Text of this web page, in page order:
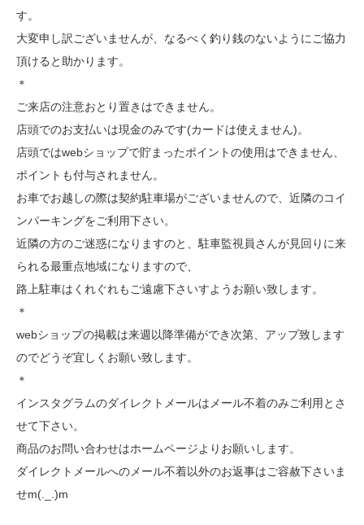
す。
大変申し訳ございませんが、なるべく釣り銭のないようにご協力
頂けると助かります。
＊
ご来店の注意おとり置きはできません。
店頭でのお支払いは現金のみです(カードは使えません)。
店頭ではwebショップで貯まったポイントの使用はできません、
ポイントも付与されません。
お車でお越しの際は契約駐車場がございませんので、近隣のコイ
ンパーキングをご利用下さい。
近隣の方のご迷惑になりますのと、駐車監視員さんが見回りに来
られる最重点地域になりますので、
路上駐車はくれぐれもご遠慮下さいすようお願い致します。
＊
webショップの掲載は来週以降準備ができ次第、アップ致します
のでどうぞ宜しくお願い致します。
＊
インスタグラムのダイレクトメールはメール不着のみご利用とさ
せて下さい。
商品のお問い合わせはホームページよりお願いします。
ダイレクトメールへのメール不着以外のお返事はご容赦下さいま
せm(._.)m